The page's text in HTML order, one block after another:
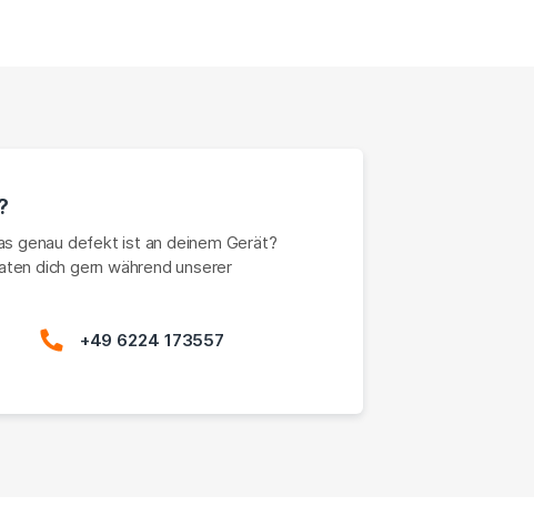
genau defekt ist an deinem Gerät?
dich gern während unserer
+49 6224 173557